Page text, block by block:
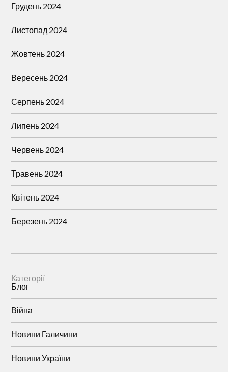
Грудень 2024
Листопад 2024
Жовтень 2024
Вересень 2024
Серпень 2024
Липень 2024
Червень 2024
Травень 2024
Квітень 2024
Березень 2024
Категорії
Блог
Війна
Новини Галичини
Новини України